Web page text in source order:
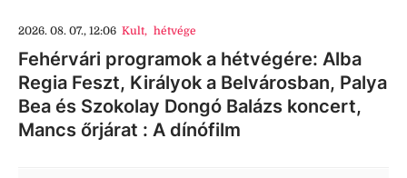
2026. 08. 07., 12:06 Kult, hétvége
Fehérvári programok a hétvégére: Alba
Regia Feszt, Királyok a Belvárosban, Palya
Bea és Szokolay Dongó Balázs koncert,
Mancs őrjárat : A dínófilm